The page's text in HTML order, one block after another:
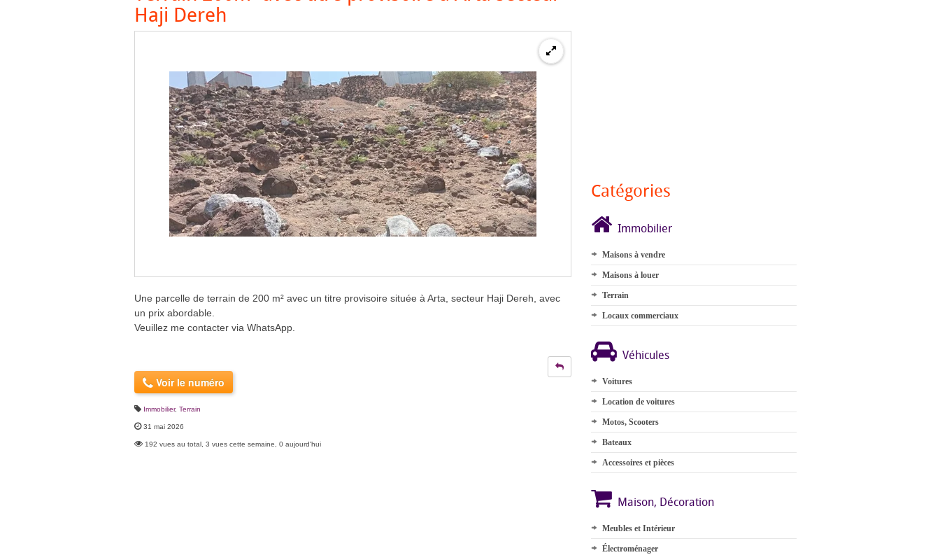
Haji Dereh
Une parcelle de terrain de 200 m² avec un titre provisoire située à Arta, secteur Haji Dereh, avec
un prix abordable.
Veuillez me contacter via WhatsApp.
Voir le numéro
Immobilier, Terrain
31 mai 2026
192 vues au total, 3 vues cette semaine, 0 aujourd'hui
Catégories
Immobilier
Maisons à vendre
Maisons à louer
Terrain
Locaux commerciaux
Véhicules
Voitures
Location de voitures
Motos, Scooters
Bateaux
Accessoires et pièces
Maison, Décoration
Meubles et Intérieur
Électroménager